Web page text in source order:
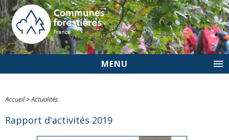
MENU
Accueil>Actualités
Rapport d'activités 2019